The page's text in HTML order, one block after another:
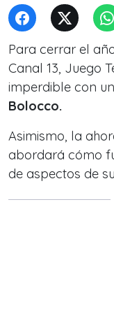
Para cerrar el
Canal 13, Juego
imperdible con
Bolocco.
Asimismo, la
abordará cómo
de aspectos de